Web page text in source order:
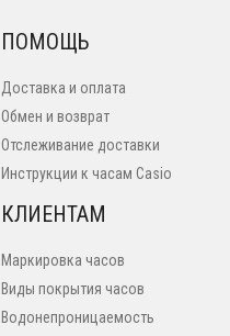
ПОМОЩЬ
Доставка и оплата
Обмен и возврат
Отслеживание доставки
Инструкции к часам Casio
КЛИЕНТАМ
Маркировка часов
Виды покрытия часов
Водонепроницаемость